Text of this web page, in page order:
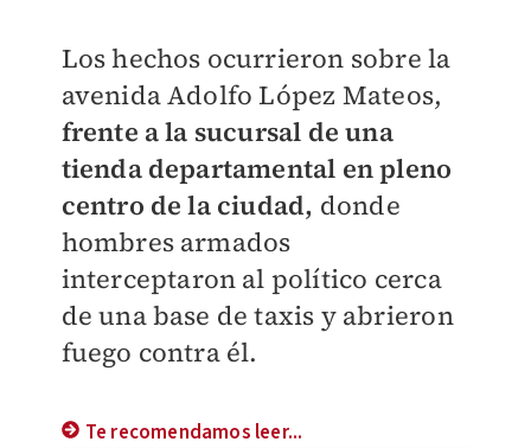
Los hechos ocurrieron sobre la
avenida Adolfo López Mateos,
frente a la sucursal de una
tienda departamental en pleno
centro de la ciudad, donde
hombres armados
interceptaron al político cerca
de una base de taxis y abrieron
fuego contra él.
Te recomendamos leer...